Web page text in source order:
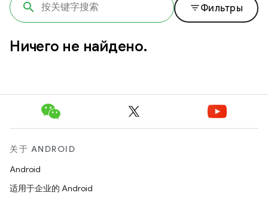
filter_listФильтры
Ничего не найдено.
关于 ANDROID
Android
适用于企业的 Android